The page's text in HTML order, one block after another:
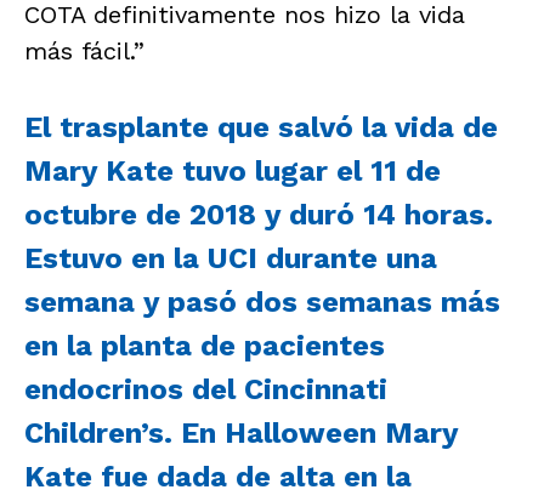
COTA definitivamente nos hizo la vida
más fácil.”
El trasplante que salvó la vida de
Mary Kate tuvo lugar el 11 de
octubre de 2018 y duró 14 horas.
Estuvo en la UCI durante una
semana y pasó dos semanas más
en la planta de pacientes
endocrinos del Cincinnati
Children’s. En Halloween Mary
Kate fue dada de alta en la